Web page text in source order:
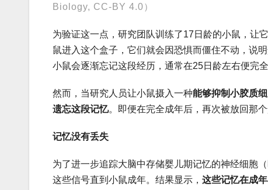
Biology, CC-BY 4.0）
为验证这一点，研究团队训练了17日龄的小鼠，让
鼠进入这个盒子，它们就会因恐惧而僵住不动，说
小鼠会逐渐忘记这段经历，通常在25日龄左右便完
然而，当研究人员让小鼠摄入一种能够抑制小胶质
遗忘这段记忆。即便在完全成年后，再次被放回那
记忆没有丢失
为了进一步追踪大脑中存储婴儿期记忆的神经细胞
这些信号直到小鼠成年。结果显示， 这些记忆在成